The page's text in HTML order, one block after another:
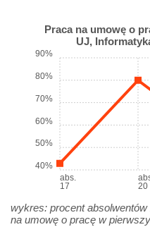
Praca na umowę o
UJ,
abs.
17
20
40%
50%
60%
70%
80%
90%
wykres: procent
na umowę o pracę w